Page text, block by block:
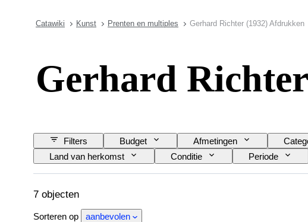
Catawiki Kunst Prenten en multiples Gerhard Richter (1932) Afdrukken
Gerhard
Filters Budget Afmetingen
Land van herkomst
Conditie Periode
Kleur
Verkocht door Kunstenaar
7 objecten
Sorteren op aanbevolen